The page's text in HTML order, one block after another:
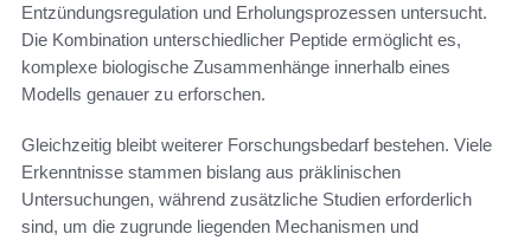
Entzündungsregulation und Erholungsprozessen untersucht.
Die Kombination unterschiedlicher Peptide ermöglicht es,
komplexe biologische Zusammenhänge innerhalb eines
Modells genauer zu erforschen.
Gleichzeitig bleibt weiterer Forschungsbedarf bestehen. Viele
Erkenntnisse stammen bislang aus präklinischen
Untersuchungen, während zusätzliche Studien erforderlich
sind, um die zugrunde liegenden Mechanismen und